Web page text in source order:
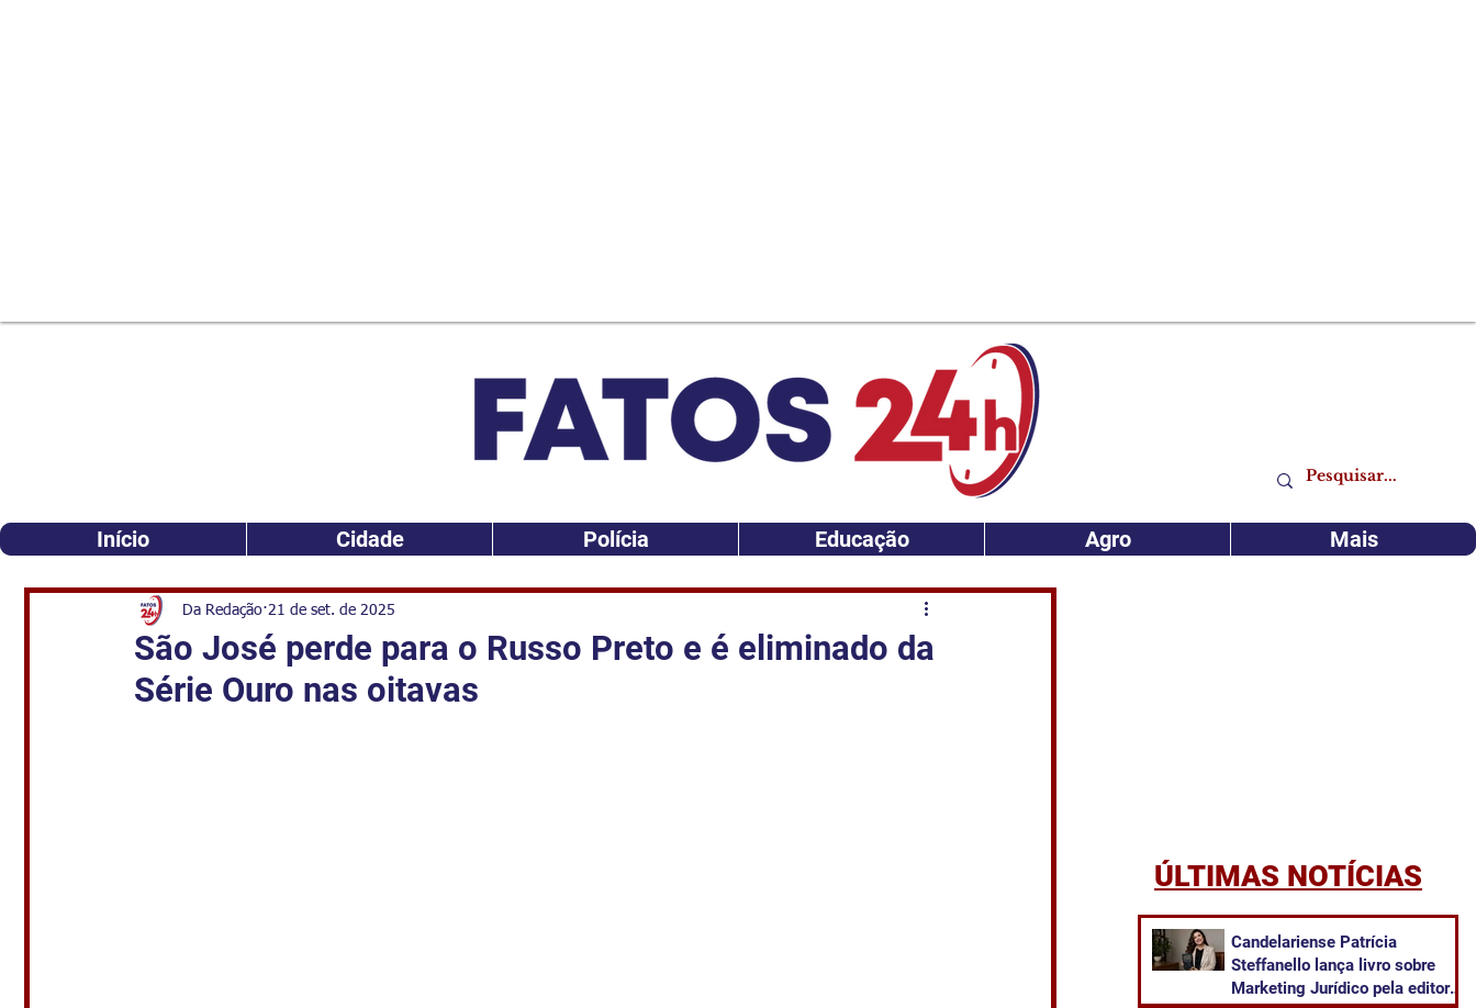
Início Cidade Polícia Educação Agro Mais
São José perde para o Russo Preto e é eliminado da
Série Ouro nas oitavas
Da Redação 21 de set. de 2025
ÚLTIMAS NOTÍCIAS
Candelariense Patrícia
Steffanello lança livro sobre
Marketing Jurídico pela editora